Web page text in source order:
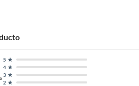
2
3
4
5